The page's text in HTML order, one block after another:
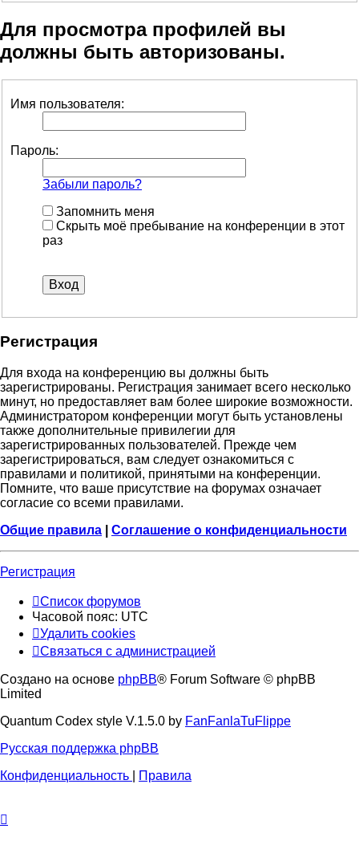
Для просмотра профилей вы
должны быть авторизованы.
Имя пользователя:
Пароль:
Забыли пароль?
Запомнить меня
Скрыть моё пребывание на конференции в этот
раз
Регистрация
Для входа на конференцию вы должны быть
зарегистрированы. Регистрация занимает всего несколько
минут, но предоставляет вам более широкие возможности.
Администратором конференции могут быть установлены
также дополнительные привилегии для
зарегистрированных пользователей. Прежде чем
зарегистрироваться, вам следует ознакомиться с
правилами и политикой, принятыми на конференции.
Помните, что ваше присутствие на форумах означает
согласие со всеми правилами.
Общие правила
Соглашение о конфиденциальности
Регистрация
Список форумов
Часовой пояс: UTC
Удалить cookies
Связаться с администрацией
Создано на основе phpBB® Forum Software © phpBB
Limited
Quantum Codex style V.1.5.0 by FanFanlaTuFlippe
Русская поддержка phpBB
Конфиденциальность
Правила